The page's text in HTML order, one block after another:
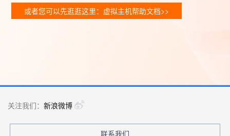
或者您可以先逛逛这里：虚拟主机帮助文档>>